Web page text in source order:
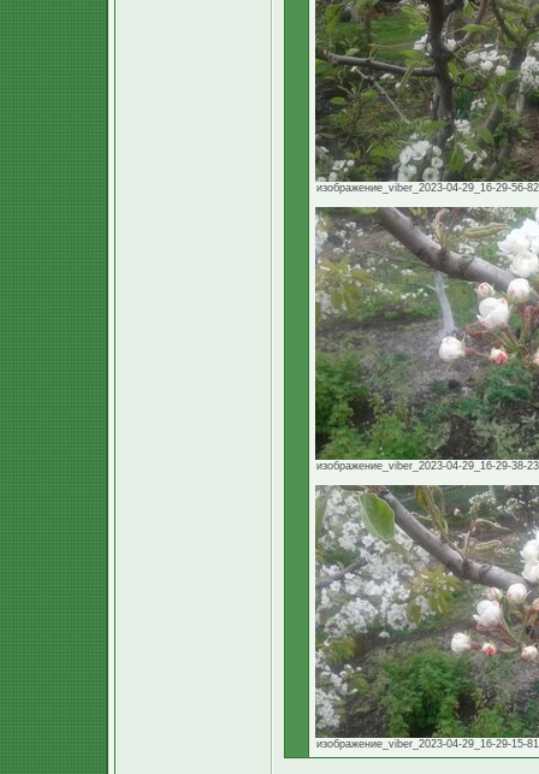
изображение_viber_2023-04-29_16-29-56-
изображение_viber_2023-04-29_16-29-38-
изображение_viber_2023-04-29_16-29-15-